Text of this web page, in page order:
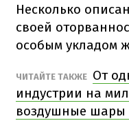
Несколько
своей
особым укладом
ЧИТАЙТЕ ТАКЖЕ От
индустрии на
воздушные шары